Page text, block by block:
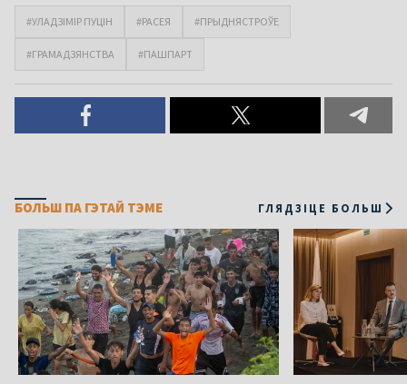
#УЛАДЗІМІР ПУЦІН #РАСЕЯ #ПРЫДНЯСТРОЎЕ
#ГРАМАДЗЯНСТВА #ПАШПАРТ
БОЛЬШ ПА ГЭТАЙ ТЭМЕ ГЛЯДЗІЦЕ БОЛЬШ